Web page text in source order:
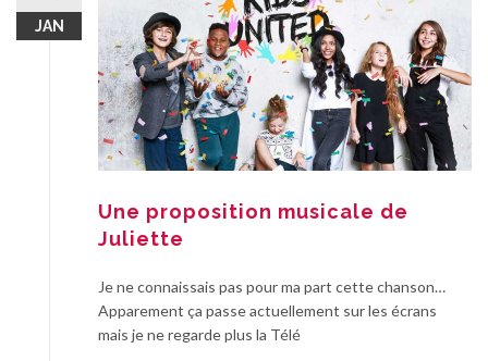
JAN
Une proposition musicale de
Juliette
Je ne connaissais pas pour ma part cette chanson…
Apparement ça passe actuellement sur les écrans
mais je ne regarde plus la Télé